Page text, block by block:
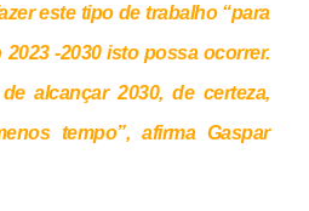
este tipo de trabalho “para
-2030 isto possa ocorrer.
alcançar 2030, de certeza,
tempo”, afirma Gaspar